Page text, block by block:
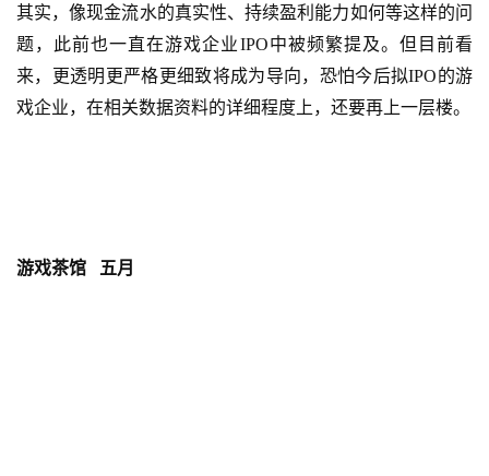
中
文
(
其实，像现金流水的真实性、持续盈利能力如何等这样的问
题，此前也一直在游戏企业IPO中被频繁提及。但目前看
来，更透明更严格更细致将成为导向，恐怕今后拟IPO的游
戏企业，在相关数据资料的详细程度上，还要再上一层楼。
游戏茶馆   五月